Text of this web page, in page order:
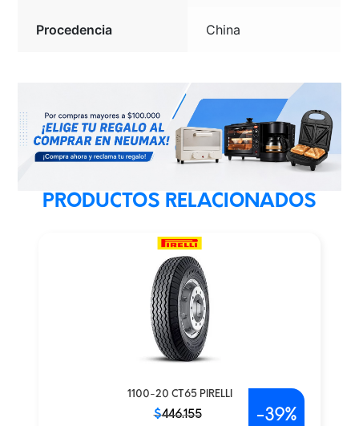
Procedencia China
PRODUCTOS RELACIONADOS
1100-20 CT65 PIRELLI
$446.155 -39%